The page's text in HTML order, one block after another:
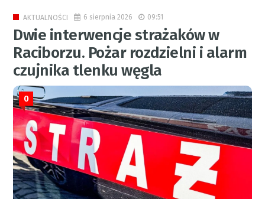
AKTUALNOŚCI 6 sierpnia 2026 09:51
Dwie interwencje strażaków w
Raciborzu. Pożar rozdzielni i alarm
czujnika tlenku węgla
0